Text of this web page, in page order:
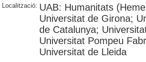
Localització: UAB: Humanitats
Universitat de Girona;
de Catalunya;
Universitat Pompeu
Universitat de Lleida